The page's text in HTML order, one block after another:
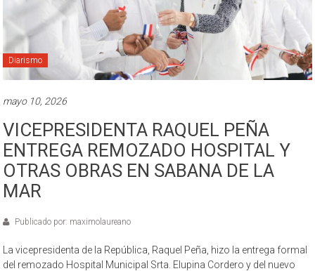
Diarismo
mayo 10, 2026
VICEPRESIDENTA RAQUEL PEÑA
ENTREGA REMOZADO HOSPITAL Y
OTRAS OBRAS EN SABANA DE LA
MAR
Publicado por: maximolaureano
La vicepresidenta de la República, Raquel Peña, hizo la entrega formal
del remozado Hospital Municipal Srta. Elupina Cordero y del nuevo